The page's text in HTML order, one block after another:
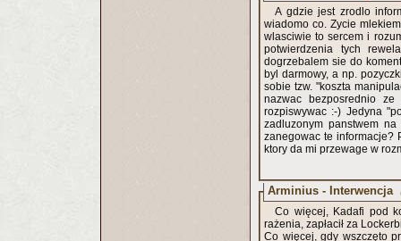
A gdzie jest zrodlo
wiadomo co. Zycie
wlasciwie to sercem i
potwierdzenia tych
dogrzebalem sie do
byl darmowy, a np.
sobie tzw. "koszta
nazwac bezposrednio
rozpiswywac :-) Jedyna
zadluzonym panstwem
zanegowac te informacje?
ktory da mi przewage w
Arminius - Interwencja
Co więcej, Kadafi pod
rażenia, zapłacił za
Co więcej, gdy wszczęto